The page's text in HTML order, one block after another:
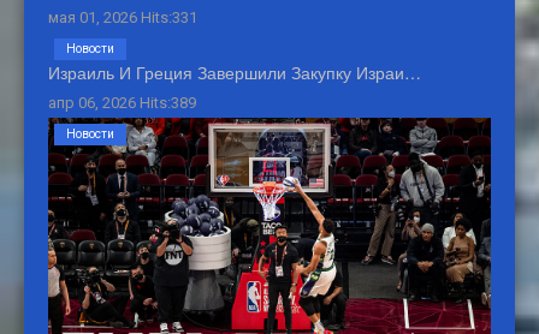
мая 01, 2026 Hits:331
Израиль И Греция Завершили Закупку Израи…
апр 06, 2026 Hits:389
Новости
Новости